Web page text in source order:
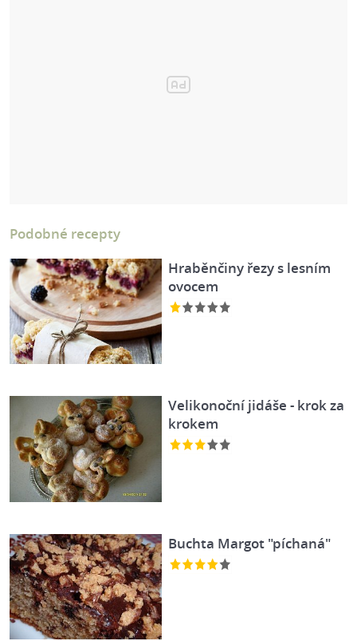
Podobné recepty
Hraběnčiny řezy s lesním
ovocem
Velikonoční jidáše - krok za
krokem
Buchta Margot "píchaná"